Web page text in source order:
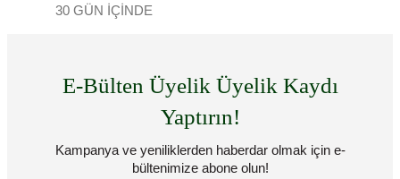
30 GÜN İÇİNDE
E-Bülten Üyelik Üyelik Kaydı
Yaptırın!
Kampanya ve yeniliklerden haberdar olmak için e-
bültenimize abone olun!